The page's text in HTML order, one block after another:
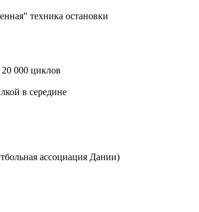
техника остановки
000 циклов
в середине
ассоциация Дании)